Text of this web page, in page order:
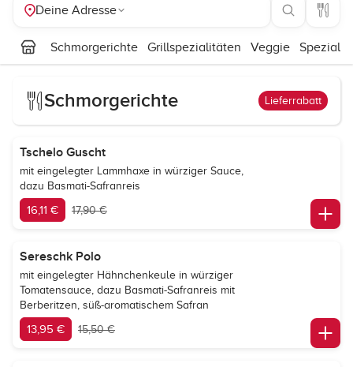
Deine Adresse
Schmorgerichte Grillspezialitäten Veggie Spezial
Schmorgerichte Lieferrabatt
Tschelo Guscht
mit eingelegter Lammhaxe in würziger Sauce,
dazu Basmati-Safranreis
16,11 € 17,90 €
Sereschk Polo
mit eingelegter Hähnchenkeule in würziger
Tomatensauce, dazu Basmati-Safranreis mit
Berberitzen, süß-aromatischem Safran
13,95 € 15,50 €